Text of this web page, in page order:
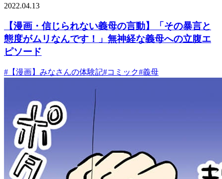
2022.04.13
【漫画・信じられない義母の言動】「その暴言と
態度がムリなんです！」無神経な義母への立腹エ
ピソード
# 【漫画】みなさんの体験記#コミック#義母